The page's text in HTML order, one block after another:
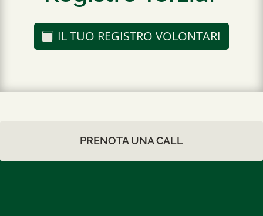
IL TUO REGISTRO VOLONTARI
PRENOTA UNA CALL